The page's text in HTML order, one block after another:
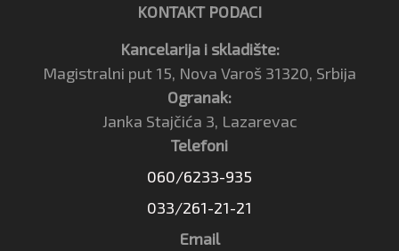
KONTAKT PODACI
Kancelarija i skladište:
Magistralni put 15, Nova Varoš 31320, Srbija
Ogranak:
Janka Stajčića 3, Lazarevac
Telefoni
060/6233-935
033/261-21-21
Email